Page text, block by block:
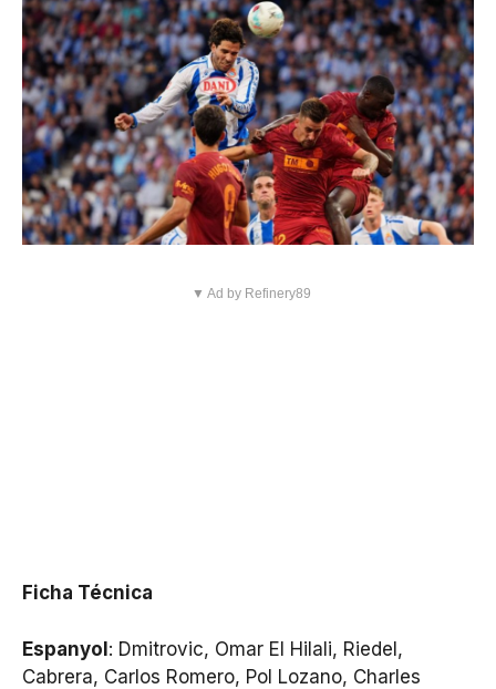
▼ Ad by Refinery89
Ficha Técnica
Espanyol: Dmitrovic, Omar El Hilali, Riedel,
Cabrera, Carlos Romero, Pol Lozano, Charles